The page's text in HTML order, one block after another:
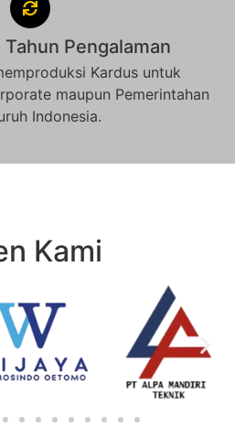
Pengalaman
Kardus untuk
maupun Pemerintahan
Indonesia.
Kami